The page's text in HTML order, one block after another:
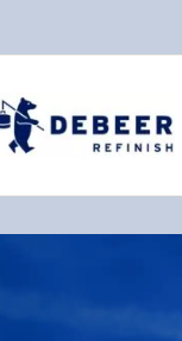
INCHROMA
Lučební